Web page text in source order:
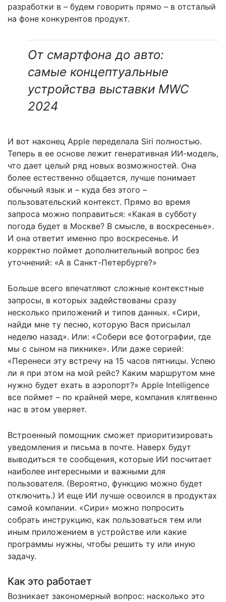
разработки в – будем говорить прямо – в отсталый
на фоне конкурентов продукт.
От смартфона до авто:
самые концептуальные
устройства выставки MWC
2024
И вот наконец Apple переделала Siri полностью.
Теперь в ее основе лежит генеративная ИИ-модель,
что дает целый ряд новых возможностей. Она
более естественно общается, лучше понимает
обычный язык и – куда без этого –
пользовательский контекст. Прямо во время
запроса можно поправиться: «Какая в субботу
погода будет в Москве? В смысле, в воскресенье».
И она ответит именно про воскресенье. И
корректно поймет дополнительный вопрос без
уточнений: «А в Санкт-Петербурге?»
Больше всего впечатляют сложные контекстные
запросы, в которых задействованы сразу
несколько приложений и типов данных. «Сири,
найди мне ту песню, которую Вася присылал
неделю назад». Или: «Собери все фотографии, где
мы с сыном на пикнике». Или даже серией:
«Перенеси эту встречу на 15 часов пятницы. Успею
ли я при этом на мой рейс? Каким маршрутом мне
нужно будет ехать в аэропорт?» Apple Intelligence
все поймет – по крайней мере, компания клятвенно
нас в этом уверяет.
Встроенный помощник сможет приоритизировать
уведомления и письма в почте. Наверх будут
выводиться те сообщения, которые ИИ посчитает
наиболее интересными и важными для
пользователя. (Вероятно, функцию можно будет
отключить.) И еще ИИ лучше освоился в продуктах
самой компании. «Сири» можно попросить
собрать инструкцию, как пользоваться тем или
иным приложением в устройстве или какие
программы нужны, чтобы решить ту или иную
задачу.
Как это работает
Возникает закономерный вопрос: насколько это